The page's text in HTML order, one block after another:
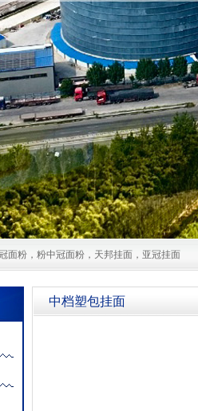
面粉，粉中冠面粉，天邦挂面，亚冠挂面
中档塑包挂面